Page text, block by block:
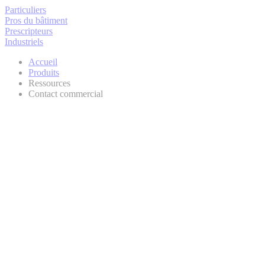
Particuliers
Pros du bâtiment
Prescripteurs
Industriels
Accueil
Produits
Ressources
Contact commercial